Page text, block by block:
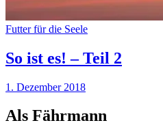
Futter für die Seele
So ist es! – Teil 2
1. Dezember 2018
Als Fährmann